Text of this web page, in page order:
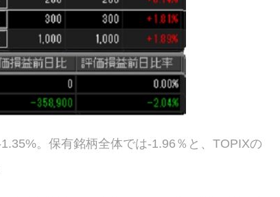
。保有銘柄全体では-1.96％と、TOPIXの